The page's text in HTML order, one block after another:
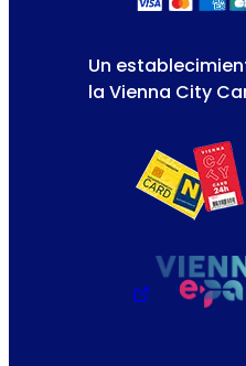
Un
la Vienna City